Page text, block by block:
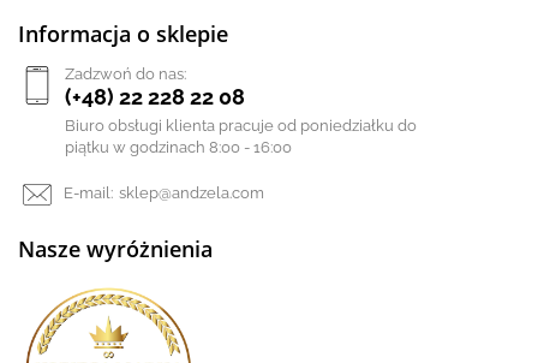
Informacja o sklepie
Zadzwoń do nas:
(+48) 22 228 22 08
Biuro obsługi klienta pracuje od poniedziałku do
piątku w godzinach 8:00 - 16:00
E-mail: sklep@andzela.com
Nasze wyróżnienia